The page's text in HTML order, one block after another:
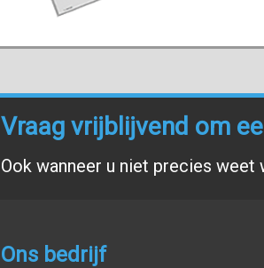
Vraag vrijblijvend om
Ook wanneer u niet precies weet
Ons bedrijf